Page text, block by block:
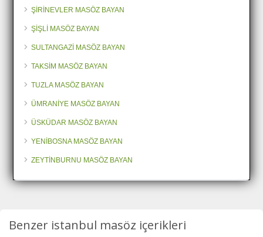
ŞİRİNEVLER MASÖZ BAYAN
ŞİŞLİ MASÖZ BAYAN
SULTANGAZİ MASÖZ BAYAN
TAKSİM MASÖZ BAYAN
TUZLA MASÖZ BAYAN
ÜMRANİYE MASÖZ BAYAN
ÜSKÜDAR MASÖZ BAYAN
YENİBOSNA MASÖZ BAYAN
ZEYTİNBURNU MASÖZ BAYAN
Benzer istanbul masöz içerikleri